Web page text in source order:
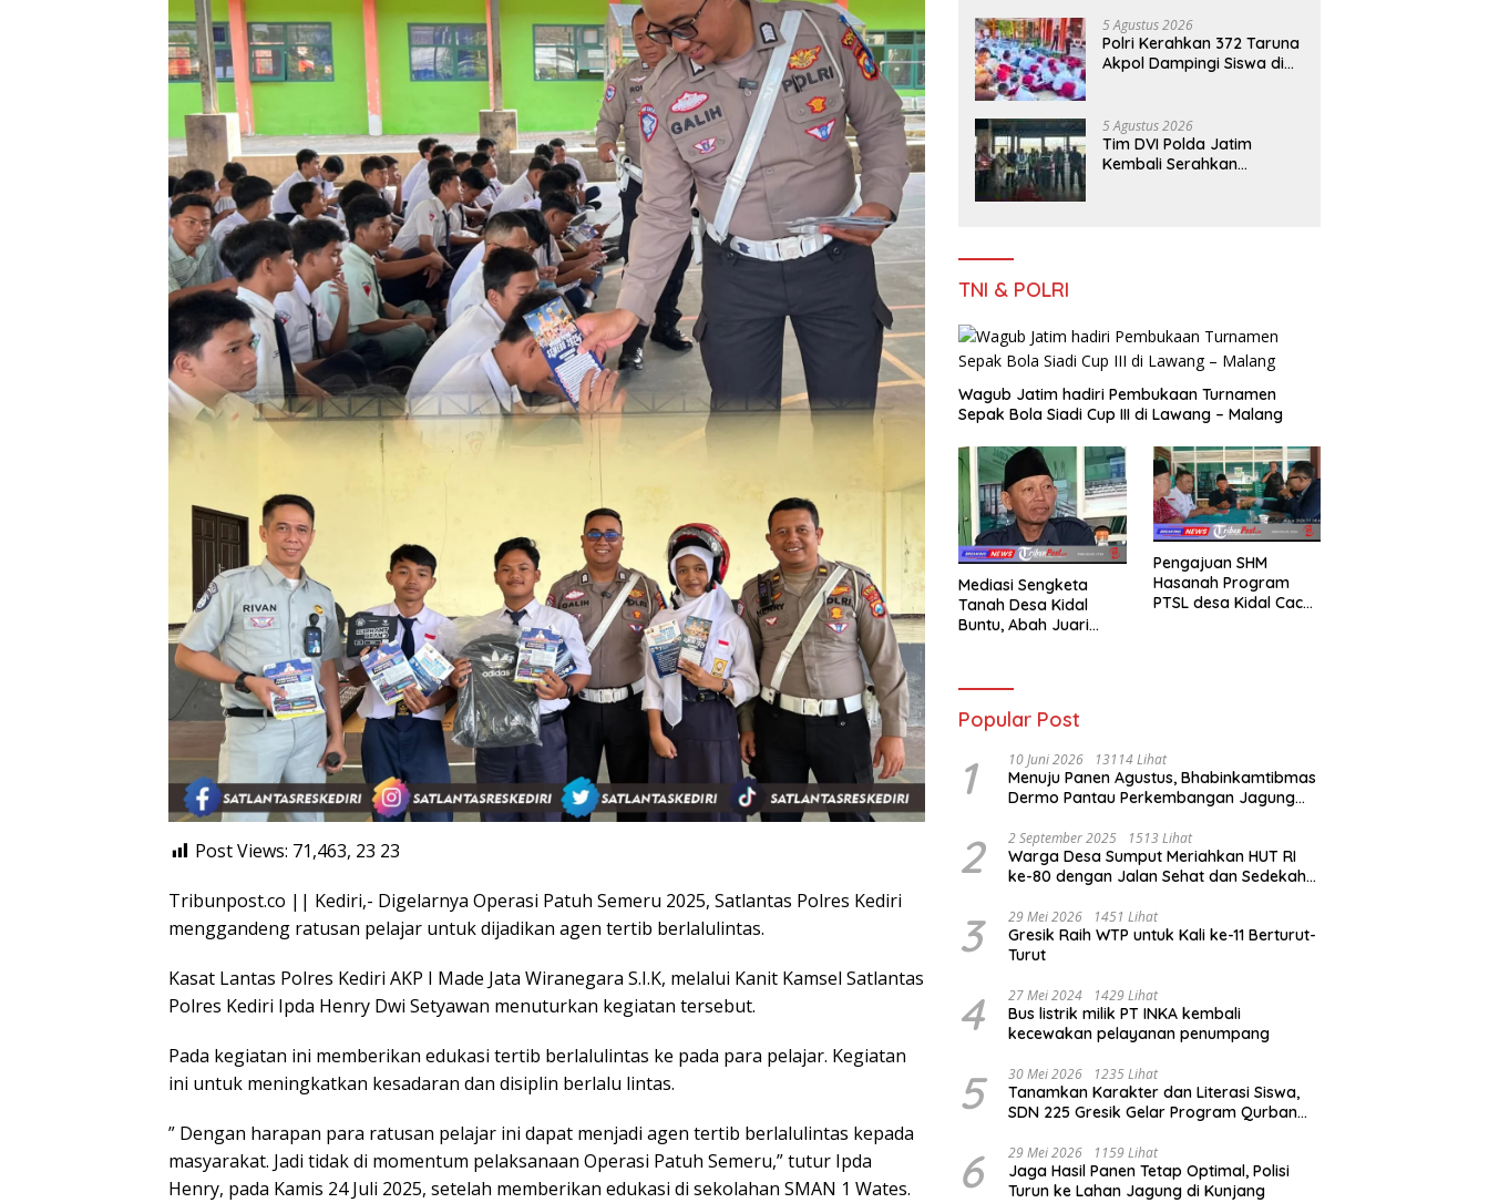
Post Views: 71,463, 23 23
Tribunpost.co || Kediri,- Digelarnya Operasi Patuh Semeru 2025, Satlantas Polres Kediri
menggandeng ratusan pelajar untuk dijadikan agen tertib berlalulintas.
Kasat Lantas Polres Kediri AKP I Made Jata Wiranegara S.I.K, melalui Kanit Kamsel Satlantas
Polres Kediri Ipda Henry Dwi Setyawan menuturkan kegiatan tersebut.
Pada kegiatan ini memberikan edukasi tertib berlalulintas ke pada para pelajar. Kegiatan
ini untuk meningkatkan kesadaran dan disiplin berlalu lintas.
” Dengan harapan para ratusan pelajar ini dapat menjadi agen tertib berlalulintas kepada
masyarakat. Jadi tidak di momentum pelaksanaan Operasi Patuh Semeru,” tutur Ipda
Henry, pada Kamis 24 Juli 2025, setelah memberikan edukasi di sekolahan SMAN 1 Wates.
5 Agustus 2026
Polri Kerahkan 372 Taruna
Akpol Dampingi Siswa di
TNI
5 Agustus 2026
Tim DVI Polda Jatim
Kembali Serahkan
TNI & POLRI
Wagub Jatim hadiri Pembukaan Turnamen
Sepak Bola Siadi Cup III di Lawang – Malang
Mediasi Sengketa
Tanah Desa Kidal
Buntu, Abah Juari
Jadikan Kesalahan
Membatalkan Hak
Pengajuan SHM
Hasanah Program
PTSL desa Kidal Cacat
Popular Post
1 10 Juni 2026 13114 Lihat
Menuju Panen Agustus, Bhabinkamtibmas
Dermo Pantau Perkembangan Jagung
2 2 September 2025 1513 Lihat
Warga Desa Sumput Meriahkan HUT RI
ke-80 dengan Jalan Sehat dan Sedekah
3 29 Mei 2026 1451 Lihat
Gresik Raih WTP untuk Kali ke-11 Berturut-
Turut
4 27 Mei 2024 1429 Lihat
Bus listrik milik PT INKA kembali
kecewakan pelayanan penumpang
5 30 Mei 2026 1235 Lihat
Tanamkan Karakter dan Literasi Siswa,
SDN 225 Gresik Gelar Program Qurban
6 29 Mei 2026 1159 Lihat
Jaga Hasil Panen Tetap Optimal, Polisi
Turun ke Lahan Jagung di Kunjang